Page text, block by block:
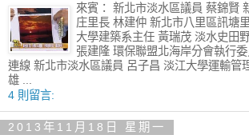
來賓： 新北市淡水區議員 蔡錦賢
庄里長 林建仲 新北市八里區訊塘
大學建築系主任 黃瑞茂 淡水史田
張建隆 環保聯盟北海岸分會執行
連線 新北市淡水區議員 呂子昌 淡江大學運輸管
雄 ...
4 則留言:
2013年11月18日 星期一